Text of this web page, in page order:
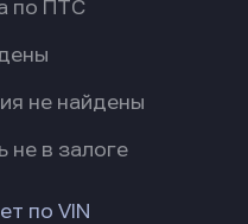
по ПТС
не найдены
не в залоге
по VIN